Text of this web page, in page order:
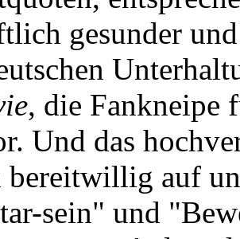
gesunder
, die Fankneipe
Und das
auf
sein" und